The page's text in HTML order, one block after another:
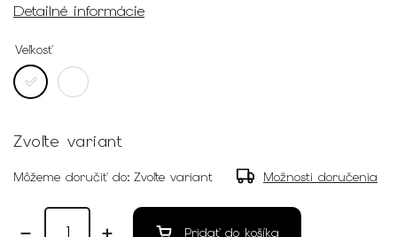
Detailné informácie
Veľkosť
Zvoľte variant
Môžeme doručiť do: Zvoľte variant Možnosti doručenia
Pridať do košíka